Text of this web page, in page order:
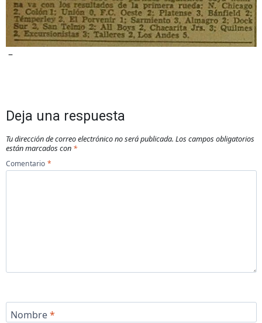
–
Deja una respuesta
Tu dirección de correo electrónico no será publicada. Los campos obligatorios
están marcados con *
Comentario *
Nombre*